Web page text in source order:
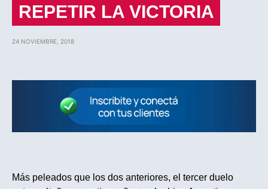
REPETIR LA VICTORIA
24 NOVIEMBRE, 2018
Más peleados que los dos anteriores, el tercer duelo